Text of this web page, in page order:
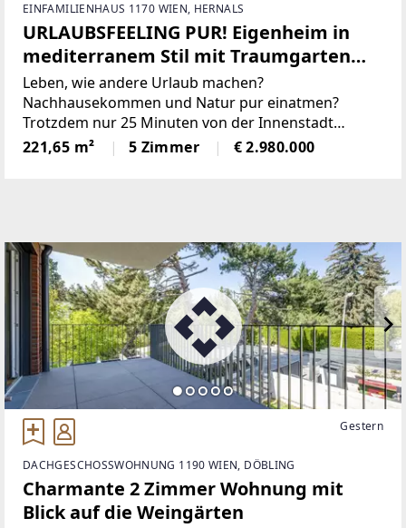
EINFAMILIENHAUS 1170 WIEN, HERNALS
URLAUBSFEELING PUR! Eigenheim in
mediterranem Stil mit Traumgarten
und Badeteich! Absolute Privatsphäre!
Leben, wie andere Urlaub machen?
Nachhausekommen und Natur pur einatmen?
Trotzdem nur 25 Minuten von der Innenstadt
entfernt?Wenn Sie das suchen, dann ist diese
Liegenschaft genau das Richtige für Sie!DIE LAGEIn
221,65 m² 5 Zimmer € 2.980.000
Gestern
DACHGESCHOSSWOHNUNG 1190 WIEN, DÖBLING
Charmante 2 Zimmer Wohnung mit
Blick auf die Weingärten